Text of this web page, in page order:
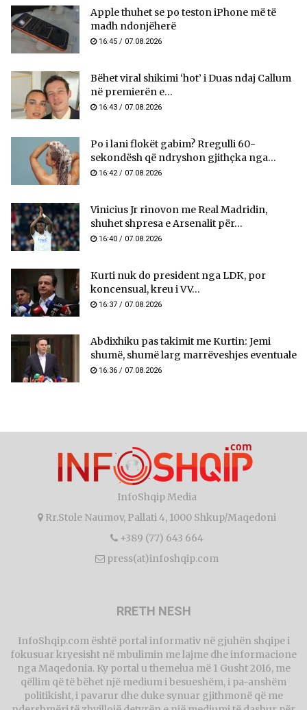
Apple thuhet se po teston iPhone më të
madh ndonjëherë
16:45 / 07.08.2026
Bëhet viral shikimi ‘hot’ i Duas ndaj Callum
në premierën e...
16:43 / 07.08.2026
Po i lani flokët gabim? Rregulli 60-
sekondësh që ndryshon gjithçka nga...
16:42 / 07.08.2026
Vinicius Jr rinovon me Real Madridin,
shuhet shpresa e Arsenalit për...
16:40 / 07.08.2026
Kurti nuk do president nga LDK, por
koncensual, kreu i VV...
16:37 / 07.08.2026
Abdixhiku pas takimit me Kurtin: Jemi
shumë, shumë larg marrëveshjes eventuale
16:36 / 07.08.2026
InfoShqip Media
Rr.Stole Naumov, Pallati 4, 1000 Shkup/Maqedoni
+389 (77) 643 664
press(at)infoshqip.com
RRETH NESH
InfoShqip.com është portal informativ në gjuhën shqipe i
fokusuar kryesisht në mbulimin me lajme dhe informacione
nga Maqedonia. Ky portal u themelua më 1 Gusht 2016, me
qëllim që të bëhet një medium i besueshëm, i pa-anshëm
politikisht, i pavarur dhe duke synuar gjithmonë që me